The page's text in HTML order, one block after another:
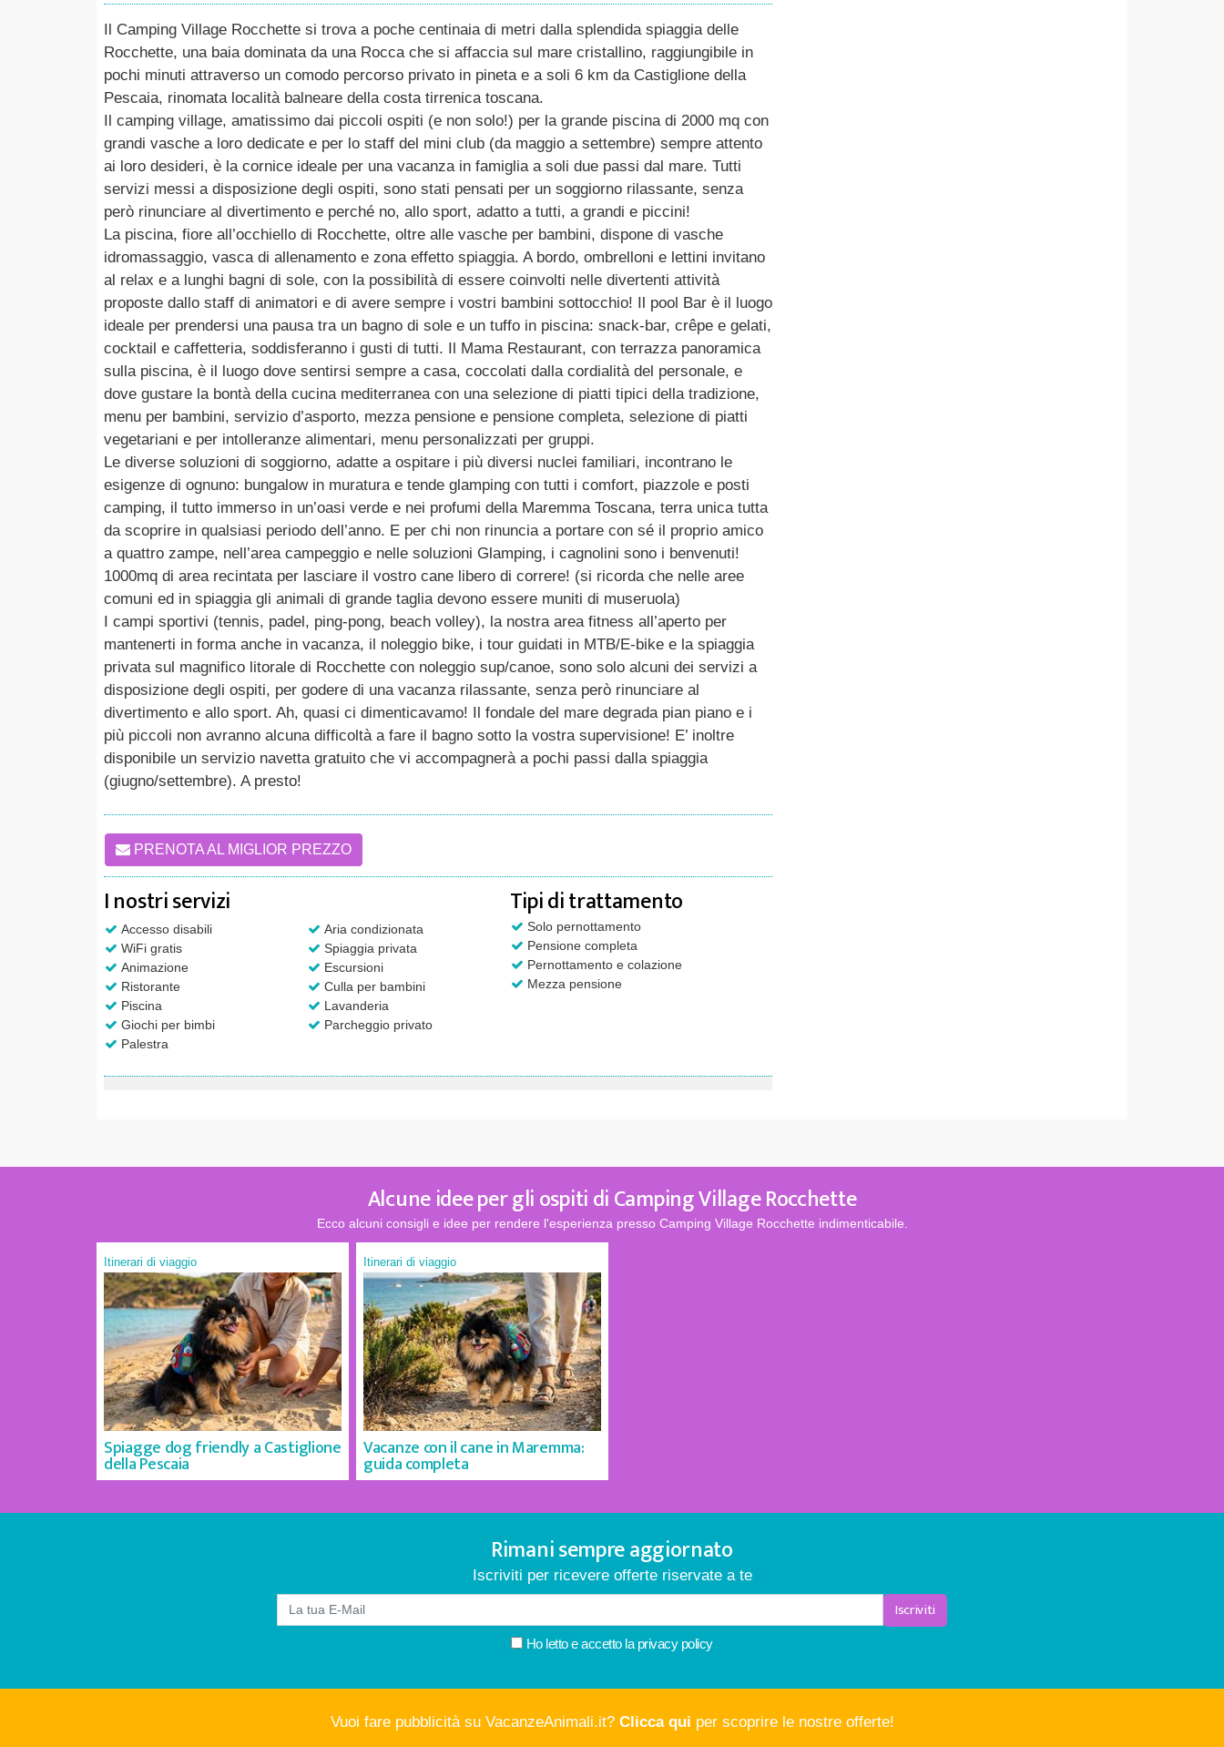
Il Camping Village Rocchette si trova a poche centinaia di metri dalla splendida spiaggia delle
Rocchette, una baia dominata da una Rocca che si affaccia sul mare cristallino, raggiungibile in
pochi minuti attraverso un comodo percorso privato in pineta e a soli 6 km da Castiglione della
Pescaia, rinomata località balneare della costa tirrenica toscana.
Il camping village, amatissimo dai piccoli ospiti (e non solo!) per la grande piscina di 2000 mq con
grandi vasche a loro dedicate e per lo staff del mini club (da maggio a settembre) sempre attento
ai loro desideri, è la cornice ideale per una vacanza in famiglia a soli due passi dal mare. Tutti
servizi messi a disposizione degli ospiti, sono stati pensati per un soggiorno rilassante, senza
però rinunciare al divertimento e perché no, allo sport, adatto a tutti, a grandi e piccini!
La piscina, fiore all’occhiello di Rocchette, oltre alle vasche per bambini, dispone di vasche
idromassaggio, vasca di allenamento e zona effetto spiaggia. A bordo, ombrelloni e lettini invitano
al relax e a lunghi bagni di sole, con la possibilità di essere coinvolti nelle divertenti attività
proposte dallo staff di animatori e di avere sempre i vostri bambini sottocchio! Il pool Bar è il luogo
ideale per prendersi una pausa tra un bagno di sole e un tuffo in piscina: snack-bar, crêpe e gelati,
cocktail e caffetteria, soddisferanno i gusti di tutti. Il Mama Restaurant, con terrazza panoramica
sulla piscina, è il luogo dove sentirsi sempre a casa, coccolati dalla cordialità del personale, e
dove gustare la bontà della cucina mediterranea con una selezione di piatti tipici della tradizione,
menu per bambini, servizio d’asporto, mezza pensione e pensione completa, selezione di piatti
vegetariani e per intolleranze alimentari, menu personalizzati per gruppi.
Le diverse soluzioni di soggiorno, adatte a ospitare i più diversi nuclei familiari, incontrano le
esigenze di ognuno: bungalow in muratura e tende glamping con tutti i comfort, piazzole e posti
camping, il tutto immerso in un’oasi verde e nei profumi della Maremma Toscana, terra unica tutta
da scoprire in qualsiasi periodo dell’anno. E per chi non rinuncia a portare con sé il proprio amico
a quattro zampe, nell’area campeggio e nelle soluzioni Glamping, i cagnolini sono i benvenuti!
1000mq di area recintata per lasciare il vostro cane libero di correre! (si ricorda che nelle aree
comuni ed in spiaggia gli animali di grande taglia devono essere muniti di museruola)
I campi sportivi (tennis, padel, ping-pong, beach volley), la nostra area fitness all’aperto per
mantenerti in forma anche in vacanza, il noleggio bike, i tour guidati in MTB/E-bike e la spiaggia
privata sul magnifico litorale di Rocchette con noleggio sup/canoe, sono solo alcuni dei servizi a
disposizione degli ospiti, per godere di una vacanza rilassante, senza però rinunciare al
divertimento e allo sport. Ah, quasi ci dimenticavamo! Il fondale del mare degrada pian piano e i
più piccoli non avranno alcuna difficoltà a fare il bagno sotto la vostra supervisione! E’ inoltre
disponibile un servizio navetta gratuito che vi accompagnerà a pochi passi dalla spiaggia
(giugno/settembre). A presto!
PRENOTA AL MIGLIOR PREZZO
I nostri servizi
Accesso disabili
Aria condizionata
WiFi gratis
Spiaggia privata
Animazione
Escursioni
Ristorante
Culla per bambini
Piscina
Lavanderia
Giochi per bimbi
Parcheggio privato
Palestra
Tipi di trattamento
Solo pernottamento
Pensione completa
Pernottamento e colazione
Mezza pensione
Alcune idee per gli ospiti di Camping Village Rocchette
Ecco alcuni consigli e idee per rendere l'esperienza presso Camping Village Rocchette indimenticabile.
Itinerari di viaggio
Spiagge dog friendly a Castiglione
della Pescaia
Itinerari di viaggio
Vacanze con il cane in Maremma:
guida completa
Rimani sempre aggiornato
Iscriviti per ricevere offerte riservate a te
Iscriviti
Ho letto e accetto la privacy policy
Vuoi fare pubblicità su VacanzeAnimali.it? Clicca qui per scoprire le nostre offerte!